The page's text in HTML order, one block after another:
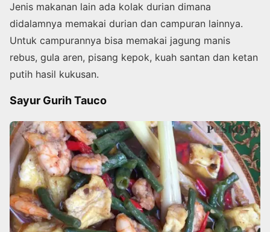
Jenis makanan lain ada kolak durian dimana
didalamnya memakai durian dan campuran lainnya.
Untuk campurannya bisa memakai jagung manis
rebus, gula aren, pisang kepok, kuah santan dan ketan
putih hasil kukusan.
Sayur Gurih Tauco